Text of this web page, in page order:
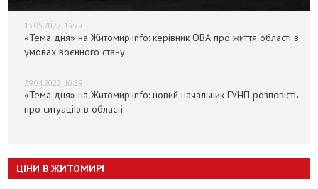
13.05.2022, 13:25
«Тема дня» на Житомир.info: керівник ОВА про життя області в
умовах воєнного стану
29.04.2022, 10:59
«Тема дня» на Житомир.info: новий начальник ГУНП розповість
про ситуацію в області
ЦІНИ В ЖИТОМИРІ